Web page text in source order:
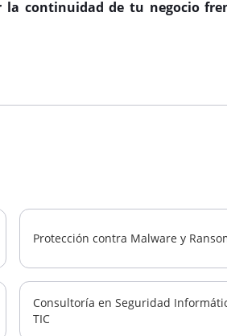
la continuidad de tu negocio
Protección contra Malware y
Consultoría en Seguridad
TIC